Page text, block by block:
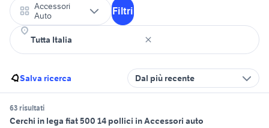
Accessori
Auto
Filtri
Salva ricerca Dal più recente
63 risultati
Cerchi in lega fiat 500 14 pollici in Accessori auto